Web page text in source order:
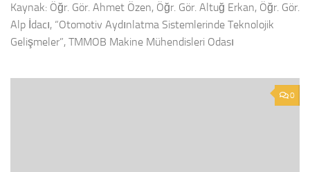
Kaynak: Öğr. Gör. Ahmet Özen, Öğr. Gör. Altuğ Erkan, Öğr. Gör.
Alp İdacı, “Otomotiv Aydınlatma Sistemlerinde Teknolojik
Gelişmeler”, TMMOB Makine Mühendisleri Odası
0